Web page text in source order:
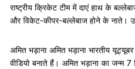
राष्ट्रीय क्रिकेट टीम में दाएं हाथ के
और विकेट-कीपर-बल्लेबाज होने के नाते।
अमित भड़ाना अमित भड़ाना भारतीय
वीडियो बनाते हैं। अमित भड़ाना का जन्म